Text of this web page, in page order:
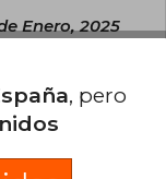
Enero, 2025
Es la
en euros.
No es útil
, pero